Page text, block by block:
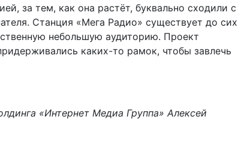
за тем, как она растёт, буквально сходили с
Станция «Мега Радио» существует до сих
небольшую аудиторию. Проект
каких-то рамок, чтобы завлечь
«Интернет Медиа Группа» Алексей